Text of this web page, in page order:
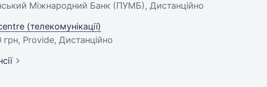
Міжнародний Банк (ПУМБ), Дистанційно
(телекомунікації)
грн, Provide, Дистанційно